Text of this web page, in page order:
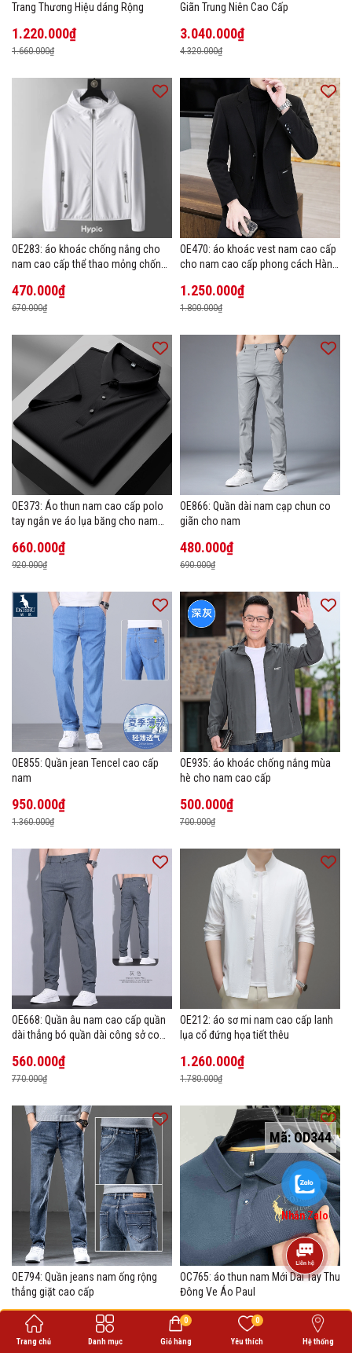
Mã:OD344
Trang Thương Hiệu dáng Rộng
1.220.000₫
1.660.000₫
Giãn Trung Niên Cao Cấp
3.040.000₫
4.320.000₫
OE283: áo khoác chống nắng cho
nam cao cấp thể thao mỏng chống
470.000₫
670.000₫
OE470: áo khoác vest nam cao cấp
cho nam cao cấp phong cách Hàn
1.250.000₫
1.800.000₫
OE373: Áo thun nam cao cấp polo
tay ngắn ve áo lụa băng cho nam
660.000₫
920.000₫
OE866: Quần dài nam cạp chun co
giãn cho nam
480.000₫
690.000₫
OE855: Quần jean Tencel cao cấp
nam
950.000₫
1.360.000₫
OE935: áo khoác chống nắng mùa
hè cho nam cao cấp
500.000₫
700.000₫
OE668: Quần âu nam cao cấp quần
dài thẳng bó quần dài công sở co
560.000₫
770.000₫
OE212: áo sơ mi nam cao cấp lanh
lụa cổ đứng họa tiết thêu
1.260.000₫
1.780.000₫
OE794: Quần jeans nam ống rộng
thẳng giặt cao cấp
1.190.000₫
1.710.000₫
OC765: áo thun nam Mới Dài Tay Thu
Đông Ve Áo Paul
470.000₫
640.000₫
Trang chủ Danh mục Giỏ hàng
0
Yêu thích
0
Hệ thống
Nhắn Zalo